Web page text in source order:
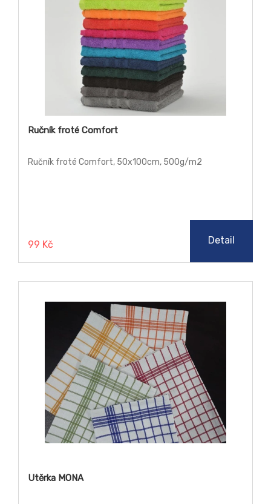
Ručník froté Comfort
Ručník froté Comfort, 50x100cm, 500g/m2
99 Kč Detail
Utěrka MONA